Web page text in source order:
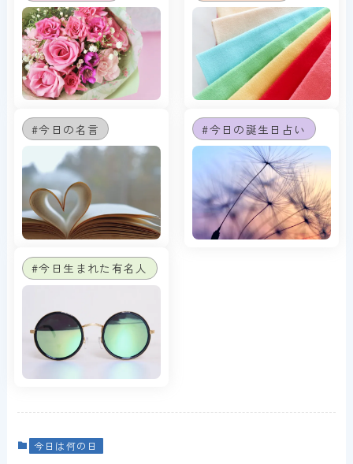
#今日の名言 #今日の誕生日占い
#今日生まれた有名人
今日は何の日